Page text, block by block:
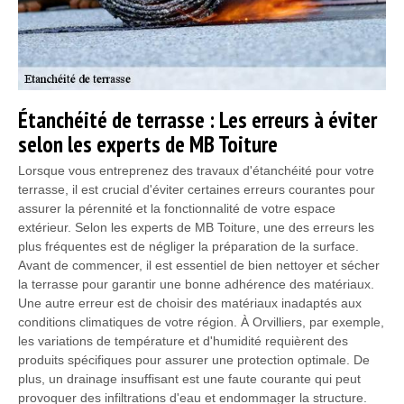
Étanchéité de terrasse : Les erreurs à éviter
selon les experts de MB Toiture
Lorsque vous entreprenez des travaux d'étanchéité pour votre
terrasse, il est crucial d'éviter certaines erreurs courantes pour
assurer la pérennité et la fonctionnalité de votre espace
extérieur. Selon les experts de MB Toiture, une des erreurs les
plus fréquentes est de négliger la préparation de la surface.
Avant de commencer, il est essentiel de bien nettoyer et sécher
la terrasse pour garantir une bonne adhérence des matériaux.
Une autre erreur est de choisir des matériaux inadaptés aux
conditions climatiques de votre région. À Orvilliers, par exemple,
les variations de température et d'humidité requièrent des
produits spécifiques pour assurer une protection optimale. De
plus, un drainage insuffisant est une faute courante qui peut
provoquer des infiltrations d'eau et endommager la structure.